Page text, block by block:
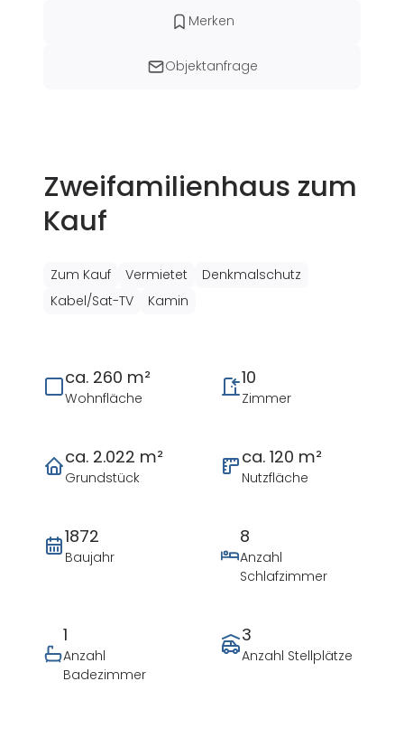
Merken
Objektanfrage
Zweifamilienhaus zum
Kauf
Zum Kauf Vermietet
Denkmalschutz
Kabel/Sat-TV
Kamin
ca. 260 m²
Wohnfläche
10
Zimmer
ca. 2.022 m²
Grundstück
ca. 120 m²
Nutzfläche
1872
Baujahr
8
Anzahl
Schlafzimmer
1
Anzahl
Badezimmer
3
Anzahl Stellplätze